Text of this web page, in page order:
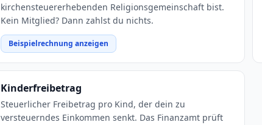
kirchensteuererhebenden Religionsgemeinschaft bist.
Kein Mitglied? Dann zahlst du nichts.
Beispielrechnung anzeigen
Kinderfreibetrag
Steuerlicher Freibetrag pro Kind, der dein zu
versteuerndes Einkommen senkt. Das Finanzamt prüft